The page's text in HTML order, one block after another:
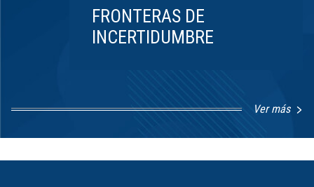
FRONTERAS DE
INCERTIDUMBRE
Ver más
1
8